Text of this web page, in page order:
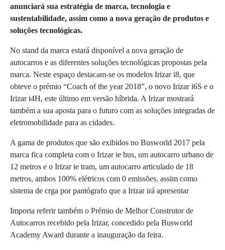
anunciará sua estratégia de marca, tecnologia e
sustentabilidade, assim como a nova geração de produtos e
soluções tecnológicas.
No stand da marca estará disponível a nova geração de
autocarros e as diferentes soluções tecnológicas propostas pela
marca. Neste espaço destacam-se os modelos Irizar i8, que
obteve o prémio “Coach of the year 2018”, o novo Irizar i6S e o
Irizar i4H, este último em versão híbrida. A Irizar mostrará
também a sua aposta para o futuro com as soluções integradas de
eletromobilidade para as cidades.
A gama de produtos que são exibidos no Busworld 2017 pela
marca fica completa com o Irizar ie bus, um autocarro urbano de
12 metros e o Irizar ie tram, um autocarro articulado de 18
metros, ambos 100% elétricos com 0 emissões, assim como
sistema de crga por pantógrafo que a Irizar irá apresentar
Importa referir também o Prémio de Melhor Construtor de
Autocarros recebido pela Irizar, concedido pela Busworld
Academy Award durante a inauguração da feira.